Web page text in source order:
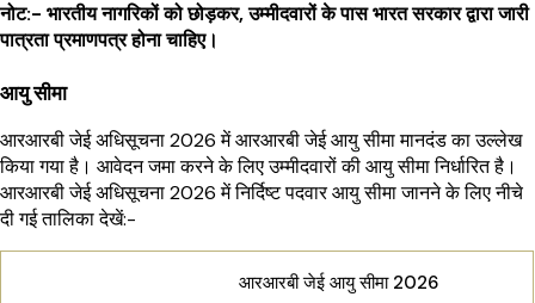
नोट:- भारतीय नागरिकों को छोड़कर, उम्मीदवारों के पास भारत सरकार द्वारा जारी
पात्रता प्रमाणपत्र होना चाहिए।
आयु सीमा
आरआरबी जेई अधिसूचना 2026 में आरआरबी जेई आयु सीमा मानदंड का उल्लेख
किया गया है। आवेदन जमा करने के लिए उम्मीदवारों की आयु सीमा निर्धारित है।
आरआरबी जेई अधिसूचना 2026 में निर्दिष्ट पदवार आयु सीमा जानने के लिए नीचे
दी गई तालिका देखें:-
आरआरबी जेई आयु सीमा 2026